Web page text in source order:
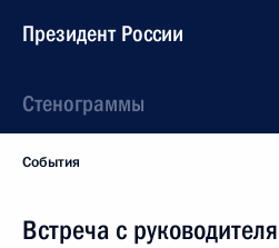
Президент России
Стенограммы
События
Встреча с